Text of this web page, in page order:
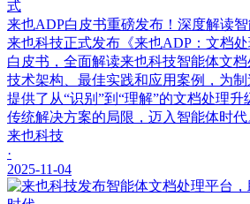
来也ADP白皮书重磅发布！深度解读
来也科技正式发布《来也ADP：文档处
白皮书，全面解读来也科技智能体文档
技术架构、最佳实践和应用案例，为
提供了从“识别”到“理解”的文档处理
传统解决方案的局限，迈入智能体时代
来也科技
·
2025-11-04